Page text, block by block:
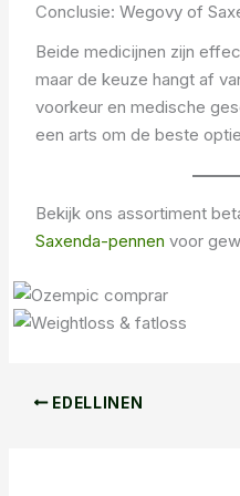
Conclusie: Wegovy of
Beide medicijnen zijn
maar de keuze hangt af
voorkeur en medische
een arts om de beste
Bekijk ons ​​assortiment
Saxenda-pennen voor
EDELLINEN